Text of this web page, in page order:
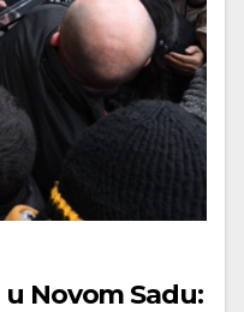
Novom Sadu: